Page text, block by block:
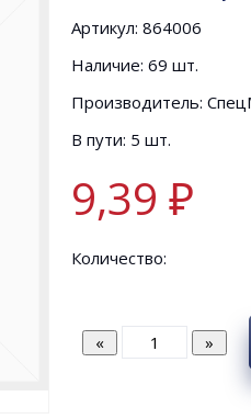
Артикул: 864006
Наличие: 69 шт.
Производитель:
В пути: 5 шт.
9,39 ₽
Количество: